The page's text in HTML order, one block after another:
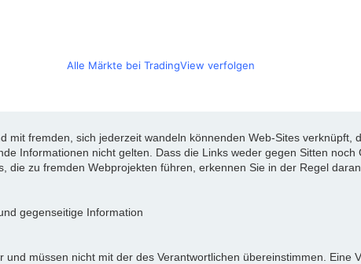
Alle Märkte bei TradingView verfolgen
mit fremden, sich jederzeit wandeln könnenden Web-Sites verknüpft,
Informationen nicht gelten. Dass die Links weder gegen Sitten
die zu fremden Webprojekten führen, erkennen Sie in der Regel
gegenseitige Information
müssen nicht mit der des Verantwortlichen übereinstimmen. Eine